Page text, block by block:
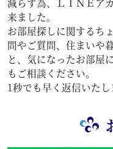
減らす為、ＬＩＮＥア
来ました。
お部屋探しに関するち
問やご質問、住まいや
と、気になったお部屋
もご相談ください。
1秒でも早く返信いたし